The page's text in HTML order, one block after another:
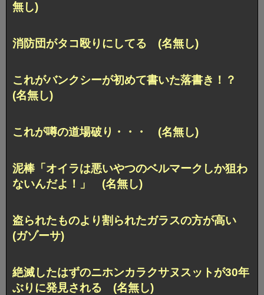
無し)
消防団がタコ殴りにしてる (名無し)
これがバンクシーが初めて書いた落書き！？
(名無し)
これが噂の道場破り・・・ (名無し)
泥棒「オイラは悪いやつのベルマークしか狙わ
ないんだよ！」 (名無し)
盗られたものより割られたガラスの方が高い
(ガゾーサ)
絶滅したはずのニホンカラクサヌスットが30年
ぶりに発見される (名無し)